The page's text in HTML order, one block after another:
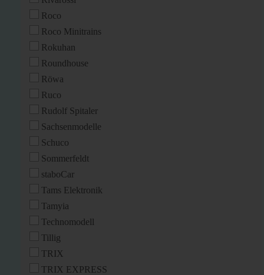
Roco
Roco Minitrains
Rokuhan
Roundhouse
Röwa
Ruco
Rudolf Spitaler
Sachsenmodelle
Schuco
Sommerfeldt
staboCar
Tams Elektronik
Tamyia
Technomodell
Tillig
TRIX
TRIX EXPRESS